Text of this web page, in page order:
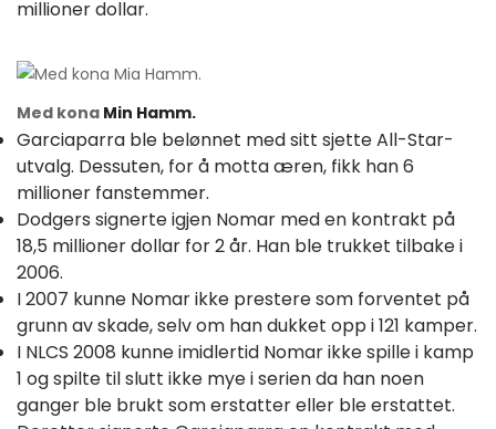
millioner dollar.
Med kona Min Hamm.
Garciaparra ble belønnet med sitt sjette All-Star-
utvalg. Dessuten, for å motta æren, fikk han 6
millioner fanstemmer.
Dodgers signerte igjen Nomar med en kontrakt på
18,5 millioner dollar for 2 år. Han ble trukket tilbake i
2006.
I 2007 kunne Nomar ikke prestere som forventet på
grunn av skade, selv om han dukket opp i 121 kamper.
I NLCS 2008 kunne imidlertid Nomar ikke spille i kamp
1 og spilte til slutt ikke mye i serien da han noen
ganger ble brukt som erstatter eller ble erstattet.